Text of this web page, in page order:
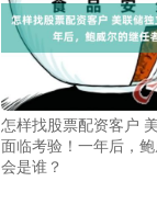
怎样找股票配资客户
面临考验！一年后，
会是谁？